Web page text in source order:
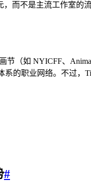
而不是主流工作室的
（如 NYICFF、
系的职业网络。不过
#